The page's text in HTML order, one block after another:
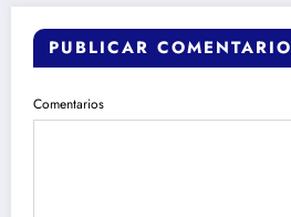
PUBLICAR COMENTARIO
Comentarios